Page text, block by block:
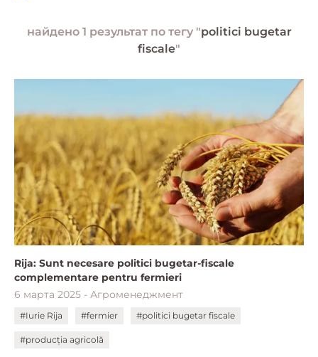
найдено 1 результат по тегу "politici bugetar
fiscale"
Rija: Sunt necesare politici bugetar-fiscale
complementare pentru fermieri
6 марта 2025 - Агроменеджмент
#Iurie Rija #fermier #politici bugetar fiscale
#producția agricolă